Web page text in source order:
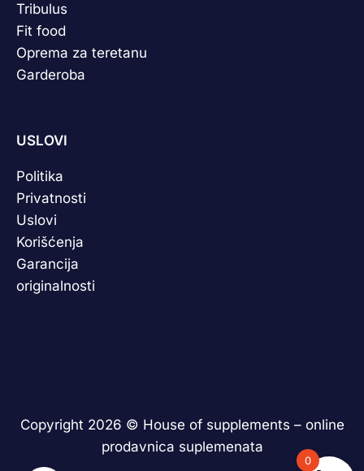
Tribulus
Fit food
Oprema za teretanu
Garderoba
USLOVI
Politika
Privatnosti
Uslovi
Korišćenja
Garancija
originalnosti
Copyright 2026 © House of supplements – online
prodavnica suplemenata
0